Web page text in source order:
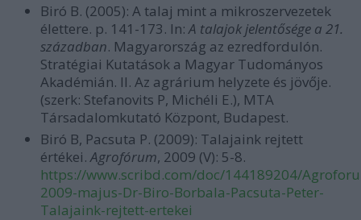
Biró B. (2005): A talaj mint a mikroszervezetek
élettere. p. 141-173. In: A talajok jelentősége a 21.
században. Magyarország az ezredfordulón.
Stratégiai Kutatások a Magyar Tudományos
Akadémián. II. Az agrárium helyzete és jövője.
(szerk: Stefanovits P, Michéli E.), MTA
Társadalomkutató Központ, Budapest.
Biró B, Pacsuta P. (2009): Talajaink rejtett
értékei. Agrofórum, 2009 (V): 5-8.
https://www.scribd.com/doc/144189204/
2009-majus-Dr-Biro-Borbala-Pacsuta-Peter-
Talajaink-rejtett-ertekei